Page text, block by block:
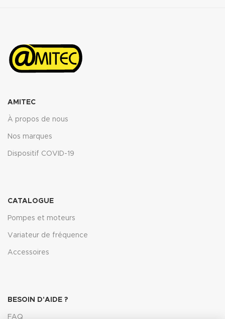
AMITEC
À propos de nous
Nos marques
Dispositif COVID-19
CATALOGUE
Pompes et moteurs
Variateur de fréquence
Accessoires
BESOIN D'AIDE ?
FAQ